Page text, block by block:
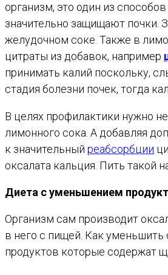
организм, это один из
значительно защищают почки.
желудочном соке. Также в
цитраты из добавок, например
принимать калий поскольку,
стадия болезни почек, тогда
В целях профилактики нужно
лимонного сока. А добавляя
к значительный реабсорбции
оксалата кальция. Пить такой
Диета с уменьшением
Организм сам производит
в него с пищей. Как
продуктов которые содержат